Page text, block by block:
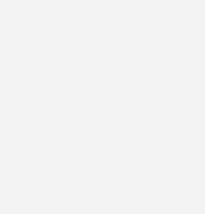
im Jahr 2005 nutzen
LEC-Programm, um
für Kälte- und
erfüllen. Im Artikel geht
nachgefüllten
in